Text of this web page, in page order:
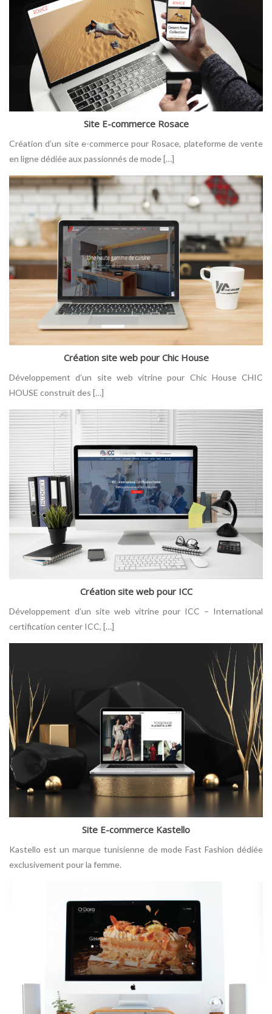
Site E-commerce Rosace
Création d’un site e-commerce pour Rosace, plateforme de vente
en ligne dédiée aux passionnés de mode […]
Création site web pour Chic House
Développement d’un site web vitrine pour Chic House CHIC
HOUSE construit des […]
Création site web pour ICC
Développement d’un site web vitrine pour ICC – International
certification center ICC, […]
Site E-commerce Kastello
Kastello est un marque tunisienne de mode Fast Fashion dédiée
exclusivement pour la femme.